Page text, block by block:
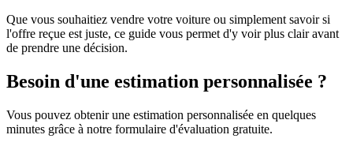
Que vous souhaitiez vendre votre voiture ou simplement savoir si
l'offre reçue est juste, ce guide vous permet d'y voir plus clair avant
de prendre une décision.
Besoin d'une estimation personnalisée ?
Vous pouvez obtenir une estimation personnalisée en quelques
minutes grâce à notre formulaire d'évaluation gratuite.